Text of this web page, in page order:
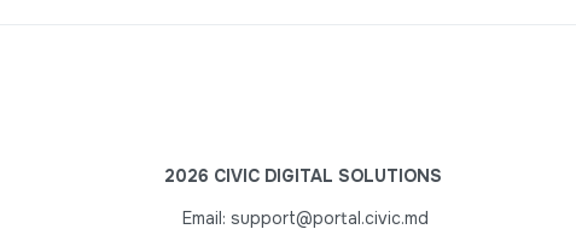
2026 CIVIC DIGITAL SOLUTIONS
Email: support@portal.civic.md